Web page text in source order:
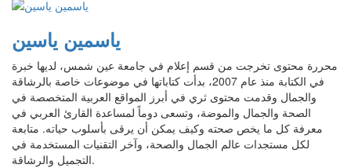
ياسمين ياسين
محررة محتوى تخرجت من قسم إعلام في جامعة عين شمس، لديها خبرة
في الكتابة منذ عام 2007، بدأت كتاباتها في موضوعات خاصة بالرشاقة
والجمال وقدمت محتوى ثري في أبرز المواقع العربية المتخصصة في
الصحة والجمال والموضة، وتسعى دوماً لمساعدة القارئ العربي في
معرفة كل ما يخص صحته وكيف يمكن أن يرقى بأسلوب حياته. متابعة
لكل مستجدات عالم الجمال والصحة، وآخر التقنيات المستخدمة في
التجميل والرشاقة.